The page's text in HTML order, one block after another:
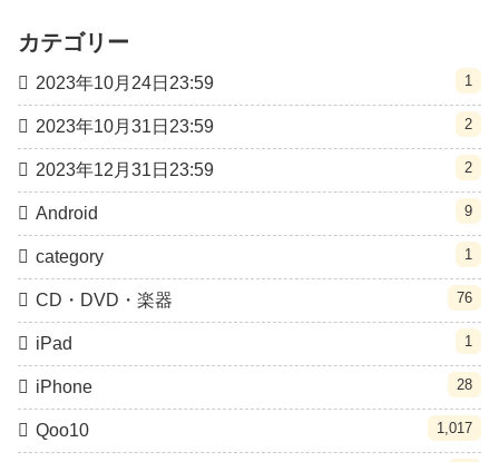
カテゴリー
2023年10月24日23:59 1
2023年10月31日23:59 2
2023年12月31日23:59 2
Android 9
category 1
CD・DVD・楽器 76
iPad 1
iPhone 28
Qoo10 1,017